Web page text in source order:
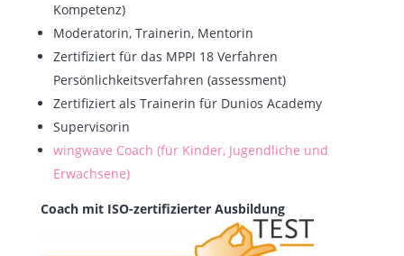
Kompetenz)
Moderatorin, Trainerin, Mentorin
Zertifiziert für das MPPI 18 Verfahren
Persönlichkeitsverfahren (assessment)
Zertifiziert als Trainerin für Dunios Academy
Supervisorin
wingwave Coach (für Kinder, Jugendliche und
Erwachsene)
Coach mit ISO-zertifizierter Ausbildung